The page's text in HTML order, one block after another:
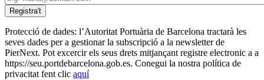
Protecció de dades: l’Autoritat Portuària de Barcelona tractarà les
seves dades per a gestionar la subscripció a la newsletter de
PierNext. Pot excercir els seus drets mitjançant registre electronic a a
https://seu.portdebarcelona.gob.es. Conegui la nostra política de
privacitat fent clic aquí